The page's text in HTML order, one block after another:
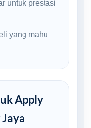
untuk prestasi
yang mahu
Apply